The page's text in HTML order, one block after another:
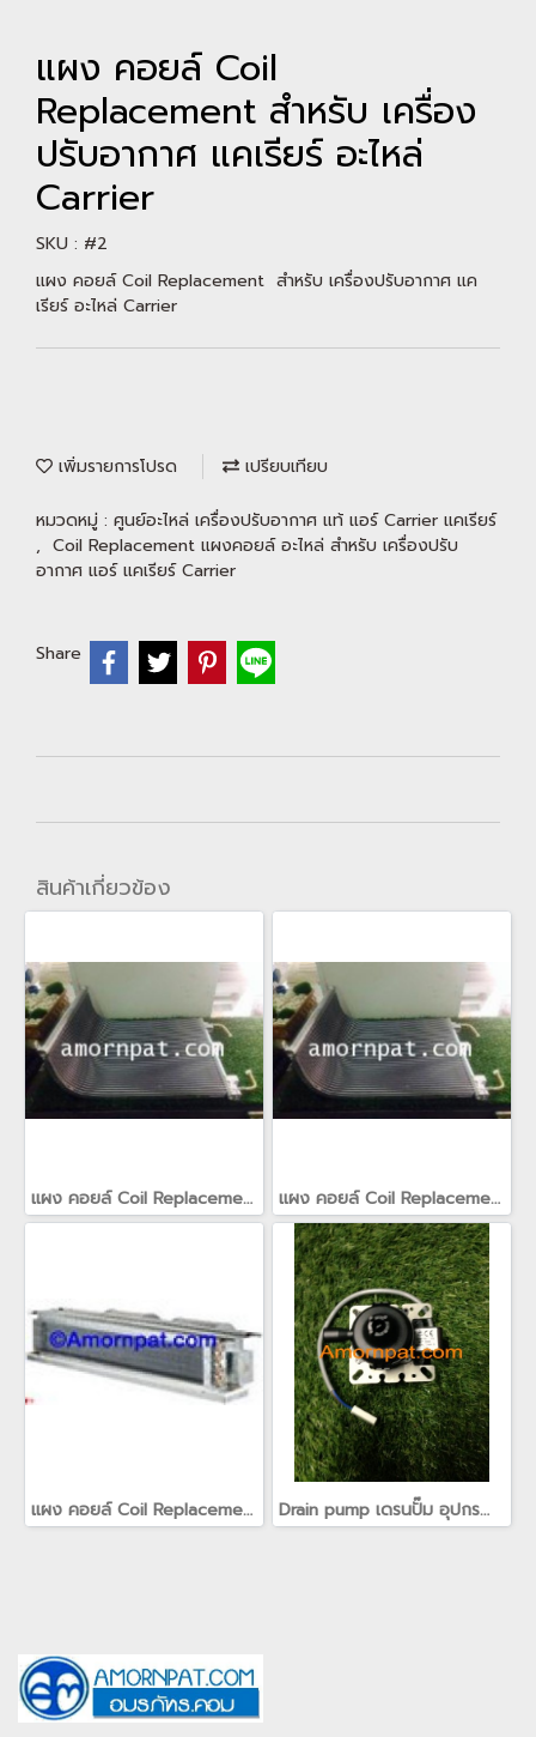
แผง คอยล์ Coil
Replacement สำหรับ เครื่อง
ปรับอากาศ แคเรียร์ อะไหล่
Carrier
SKU : #2
แผง คอยล์ Coil Replacement สำหรับ เครื่องปรับอากาศ แค
เรียร์ อะไหล่ Carrier
เพิ่มรายการโปรด เปรียบเทียบ
หมวดหมู่ : ศูนย์อะไหล่ เครื่องปรับอากาศ แท้ แอร์ Carrier แคเรียร์
, Coil Replacement แผงคอยล์ อะไหล่ สำหรับ เครื่องปรับ
อากาศ แอร์ แคเรียร์ Carrier
Share
สินค้าเกี่ยวข้อง
แผง คอยล์ Coil Replacement สำหรับ เครื่องปรับอากาศ อะไหล่ แคเรียร์ Carrier(copy) แผง คอยล์ Coil Replacement สำหรับ เครื่องปรับอากาศ อะไหล่ แคเรียร์ Carrier
แผง คอยล์ Coil Replacement สำหรับ เครื่องปรับอากาศ แคเรียร์ อะไหล่ Carrier Drain pump เดรนปั๊ม อุปกรณ์ช่วยระบายน้ำทิ้งจากเครื่องปรับอากาศ สำหรับ เครื่องปรับอากาศ Carrier แคเรียร์(copy)(copy)(copy)(copy)(copy)